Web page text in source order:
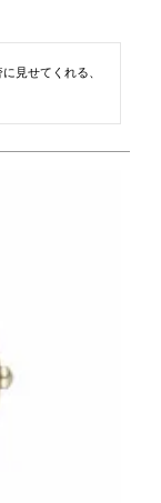
見せてくれる、